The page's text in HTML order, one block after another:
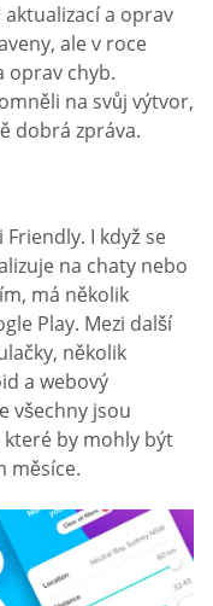
a oprav
ale v roce
oprav chyb.
na svůj výtvor,
dobrá zpráva.
I když se
na chaty nebo
má několik
Play. Mezi další
několik
a webový
všechny jsou
by mohly být
měsíce.